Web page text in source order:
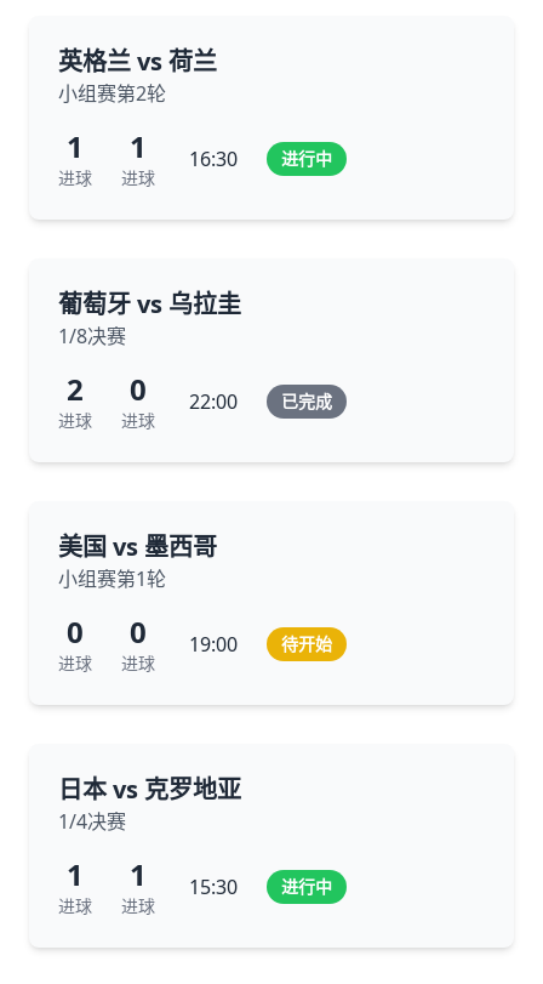
英格兰 vs 荷兰
小组赛第2轮
1
进球
1
进球
16:30 进行中
葡萄牙 vs 乌拉圭
1/8决赛
2
进球
0
进球
22:00 已完成
美国 vs 墨西哥
小组赛第1轮
0
进球
0
进球
19:00 待开始
日本 vs 克罗地亚
1/4决赛
1
进球
1
进球
15:30 进行中